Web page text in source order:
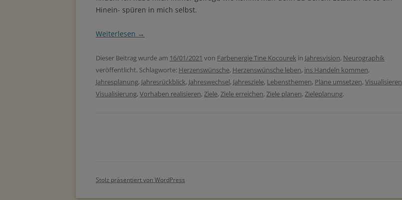
Hinein- spüren in mich selbst.
Weiterlesen →
Dieser Beitrag wurde am 16/01/2021 von Farbenergie Tine Kocourek in Jahresvision, Neurographik
veröffentlicht. Schlagworte: Herzenswünsche, Herzenswünsche leben, ins Handeln kommen,
Jahresplanung, Jahresrückblick, Jahreswechsel, Jahresziele, Lebensthemen, Pläne umsetzen, Visualisieren
Visualisierung, Vorhaben realisieren, Ziele, Ziele erreichen, Ziele planen, Zieleplanung.
Stolz präsentiert von WordPress